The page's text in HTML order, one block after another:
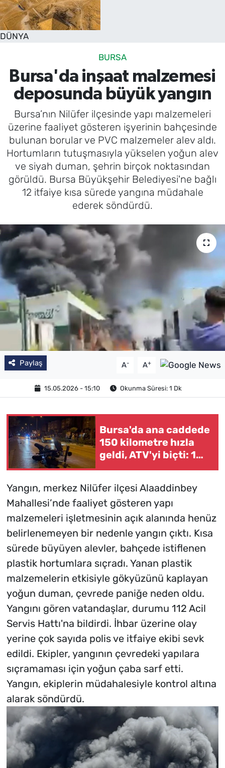
DÜNYA
BURSA
Bursa'da inşaat malzemesi
deposunda büyük yangın
Bursa’nın Nilüfer ilçesinde yapı malzemeleri
üzerine faaliyet gösteren işyerinin bahçesinde
bulunan borular ve PVC malzemeler alev aldı.
Hortumların tutuşmasıyla yükselen yoğun alev
ve siyah duman, şehrin birçok noktasından
görüldü. Bursa Büyükşehir Belediyesi'ne bağlı
12 itfaiye kısa sürede yangına müdahale
ederek söndürdü.
Paylaş A- A+
15.05.2026 - 15:10 Okunma Süresi: 1 Dk
Bursa'da ana caddede
150 kilometre hızla
geldi, ATV'yi biçti: 1
Yangın, merkez Nilüfer ilçesi Alaaddinbey
Mahallesi’nde faaliyet gösteren yapı
malzemeleri işletmesinin açık alanında henüz
belirlenemeyen bir nedenle yangın çıktı. Kısa
sürede büyüyen alevler, bahçede istiflenen
plastik hortumlara sıçradı. Yanan plastik
malzemelerin etkisiyle gökyüzünü kaplayan
yoğun duman, çevrede paniğe neden oldu.
Yangını gören vatandaşlar, durumu 112 Acil
Servis Hattı'na bildirdi. İhbar üzerine olay
yerine çok sayıda polis ve itfaiye ekibi sevk
edildi. Ekipler, yangının çevredeki yapılara
sıçramaması için yoğun çaba sarf etti.
Yangın, ekiplerin müdahalesiyle kontrol altına
alarak söndürdü.